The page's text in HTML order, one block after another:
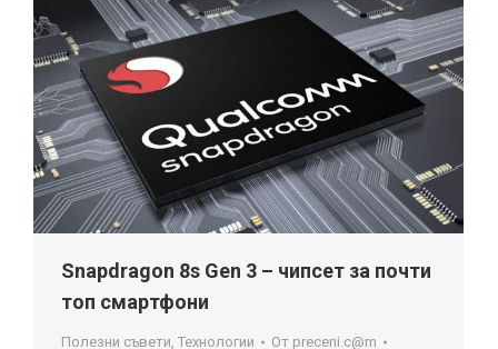
Snapdragon 8s Gen 3 – чипсет за почти
топ смартфони
Полезни съвети Технологии От preceni.c@m